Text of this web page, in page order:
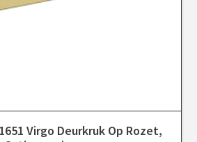
Virgo Deurkruk Op Rozet,